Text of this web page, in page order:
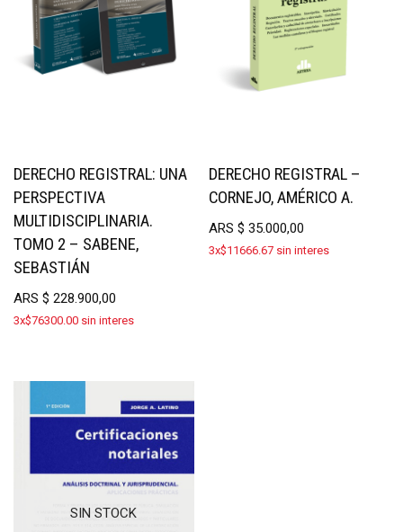
DERECHO REGISTRAL: UNA
PERSPECTIVA
MULTIDISCIPLINARIA.
TOMO 2 – SABENE,
SEBASTIÁN
ARS $ 228.900,00
3x$76300.00 sin interes
DERECHO REGISTRAL –
CORNEJO, AMÉRICO A.
ARS$ 35.000,00
3x$11666.67 sin interes
SIN STOCK